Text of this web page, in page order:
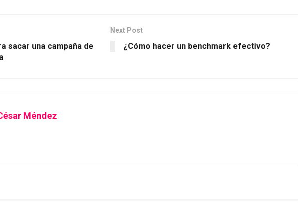
sacar una campaña de
Next Post
¿Cómo hacer un benchmark efectivo?
Méndez